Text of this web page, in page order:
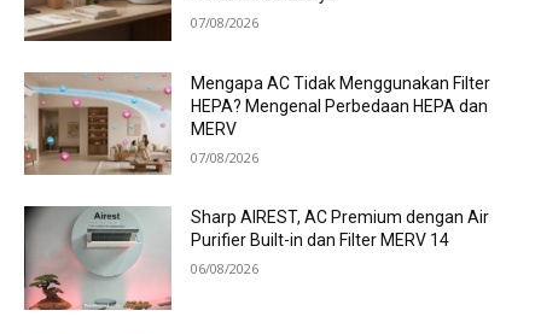
07/08/2026
Mengapa AC Tidak Menggunakan Filter
HEPA? Mengenal Perbedaan HEPA dan
MERV
07/08/2026
Sharp AIREST, AC Premium dengan Air
Purifier Built-in dan Filter MERV 14
06/08/2026